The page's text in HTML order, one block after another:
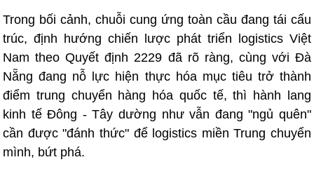
Trong bối cảnh, chuỗi cung ứng toàn cầu đang tái cấu
trúc, định hướng chiến lược phát triển logistics Việt
Nam theo Quyết định 2229 đã rõ ràng, cùng với Đà
Nẵng đang nỗ lực hiện thực hóa mục tiêu trở thành
điểm trung chuyển hàng hóa quốc tế, thì hành lang
kinh tế Đông - Tây dường như vẫn đang "ngủ quên"
cần được "đánh thức" để logistics miền Trung chuyển
mình, bứt phá.